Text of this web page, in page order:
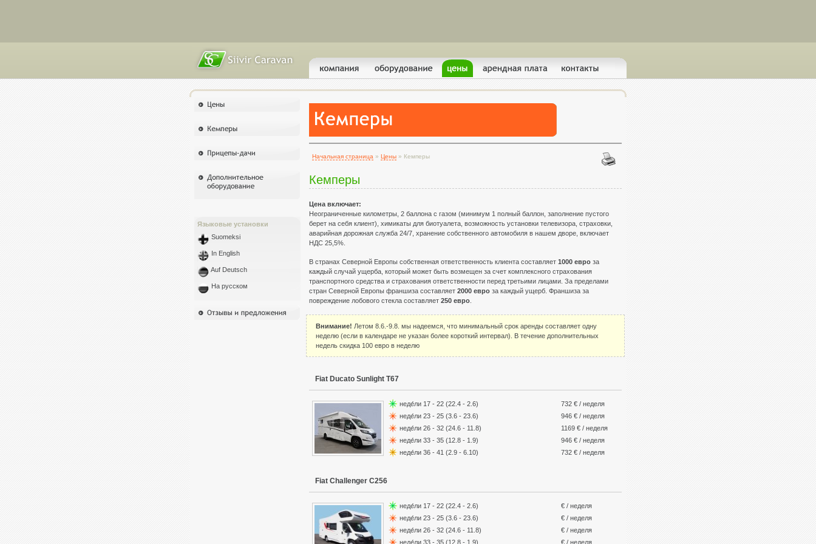
Языковые установки
Suomeksi
In English
Auf Deutsch
На русском
Начальная страница » Цены » Кемперы
Кемперы
Цена включает:
Неограниченные километры, 2 баллона с газом (минимум 1 полный баллон, заполнение пустого
берет на себя клиент), химикаты для биотуалета, возможность установки телевизора, страховки,
аварийная дорожная служба 24/7, xранение собственного автомобиля в нашем дворе, включает
НДС 25,5%.
В странах Северной Европы собственная ответственность клиента составляет 1000 евро за
каждый случай ущерба, который может быть возмещен за счет комплексного страхования
транспортного средства и страхования ответственности перед третьими лицами. За пределами
стран Северной Европы франшиза составляет 2000 евро за каждый ущерб. Франшиза за
повреждение лобового стекла составляет 250 евро
Внимание! Летом 8.6.-9.8. мы надеемся, что минимальный срок аренды составляет одну
неделю (если в календаре не указан более короткий интервал). В течение дополнительных
недель скидка 100 евро в неделю
Fiat Ducato Sunlight T67
неде́ли 17 - 22 (22.4 - 2.6)
732 € / неделя
неде́ли 23 - 25 (3.6 - 23.6)
946 € / неделя
неде́ли 26 - 32 (24.6 - 11.8)
1169 € / неделя
неде́ли 33 - 35 (12.8 - 1.9)
946 € / неделя
неде́ли 36 - 41 (2.9 - 6.10)
732 € / неделя
Fiat Challenger C256
неде́ли 17 - 22 (22.4 - 2.6)
€ / неделя
неде́ли 23 - 25 (3.6 - 23.6)
€ / неделя
неде́ли 26 - 32 (24.6 - 11.8)
€ / неделя
неде́ли 33 - 35 (12.8 - 1.9)
€ / неделя